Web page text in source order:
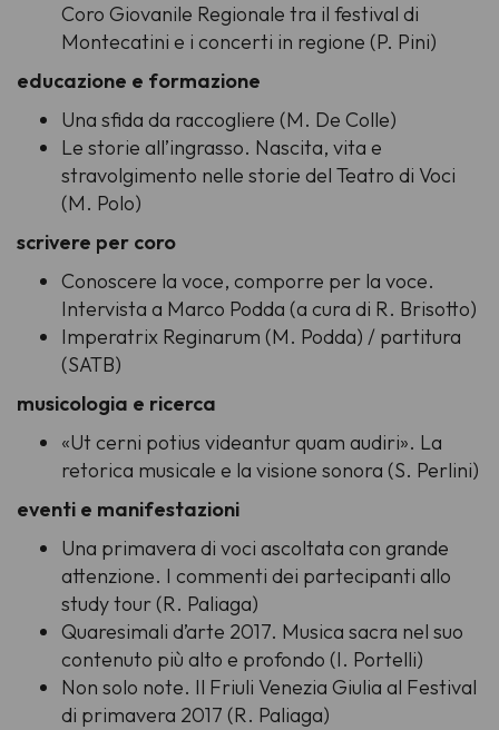
Coro Giovanile Regionale tra il festival di
Montecatini e i concerti in regione (P. Pini)
educazione e formazione
Una sfida da raccogliere (M. De Colle)
Le storie all’ingrasso. Nascita, vita e
stravolgimento nelle storie del Teatro di Voci
(M. Polo)
scrivere per coro
Conoscere la voce, comporre per la voce.
Intervista a Marco Podda (a cura di R. Brisotto)
Imperatrix Reginarum (M. Podda) / partitura
(SATB)
musicologia e ricerca
«Ut cerni potius videantur quam audiri». La
retorica musicale e la visione sonora (S. Perlini)
eventi e manifestazioni
Una primavera di voci ascoltata con grande
attenzione. I commenti dei partecipanti allo
study tour (R. Paliaga)
Quaresimali d’arte 2017. Musica sacra nel suo
contenuto più alto e profondo (I. Portelli)
Non solo note. Il Friuli Venezia Giulia al Festival
di primavera 2017 (R. Paliaga)